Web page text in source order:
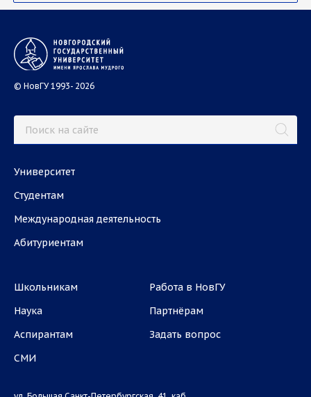
© НовГУ 1993- 2026
Университет
Студентам
Международная деятельность
Абитуриентам
Школьникам
Наука
Аспирантам
СМИ
Работа в НовГУ
Партнёрам
Задать вопрос